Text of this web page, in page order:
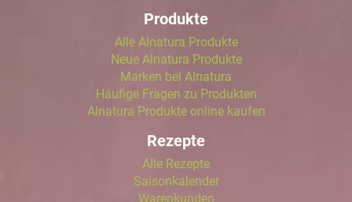
Produkte
Alle Alnatura Produkte
Neue Alnatura Produkte
Marken bei Alnatura
Häufige Fragen zu Produkten
Alnatura Produkte online kaufen
Rezepte
Alle Rezepte
Saisonkalender
Warenkunden